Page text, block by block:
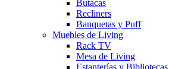
Butacas
Recliners
Banquetas y Puff
Muebles de Living
Rack TV
Mesa de Living
Estanterías y Bibliotecas